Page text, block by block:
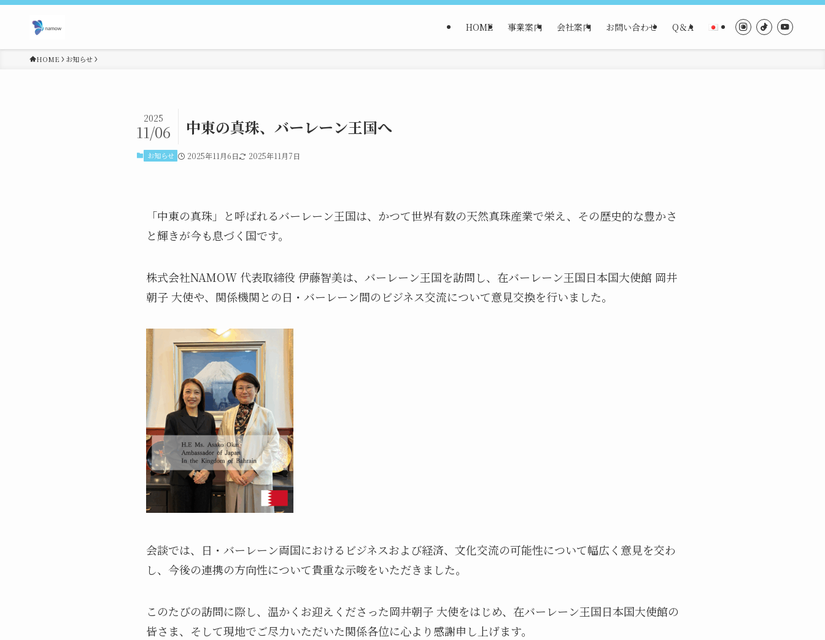
HOME 事業案内 会社案内 お問い合わせ Q＆A
HOME お知らせ
中東の真珠、バーレーン王国へ
2025
11/06
お知らせ 2025年11月6日 2025年11月7日
「中東の真珠」と呼ばれるバーレーン王国は、かつて世界有数の天然真珠産業で栄え、その歴史的な豊かさ
と輝きが今も息づく国です。
株式会社NAMOW 代表取締役 伊藤智美は、バーレーン王国を訪問し、在バーレーン王国日本国大使館 岡井
朝子 大使や、関係機関との日・バーレーン間のビジネス交流について意見交換を行いました。
会談では、日・バーレーン両国におけるビジネスおよび経済、文化交流の可能性について幅広く意見を交わ
し、今後の連携の方向性について貴重な示唆をいただきました。
このたびの訪問に際し、温かくお迎えくださった岡井朝子 大使をはじめ、在バーレーン王国日本国大使館の
皆さま、そして現地でご尽力いただいた関係各位に心より感謝申し上げます。